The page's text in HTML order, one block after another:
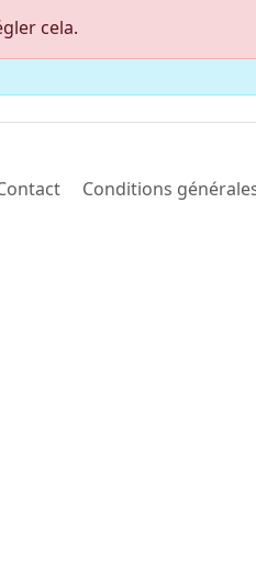
cela.
Conditions